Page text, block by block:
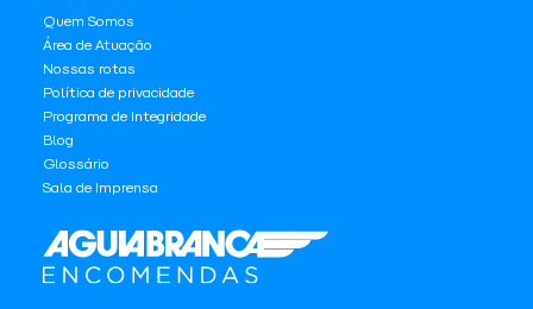
Quem Somos
Área de Atuação
Nossas rotas
Política de privacidade
Programa de Integridade
Blog
Glossário
Sala de Imprensa